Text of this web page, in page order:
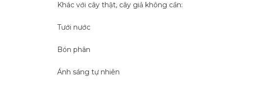
Khác với cây thật, cây giả không cần:
Tưới nước
Bón phân
Ánh sáng tự nhiên